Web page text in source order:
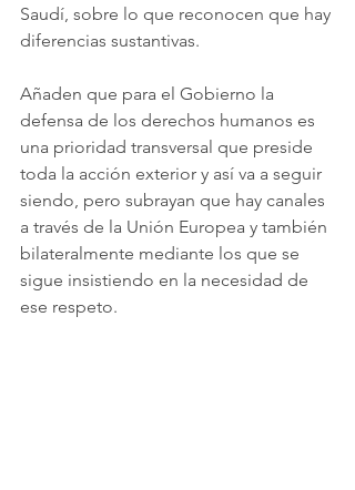
Saudí, sobre lo que reconocen que hay
diferencias sustantivas.
Añaden que para el Gobierno la
defensa de los derechos humanos es
una prioridad transversal que preside
toda la acción exterior y así va a seguir
siendo, pero subrayan que hay canales
a través de la Unión Europea y también
bilateralmente mediante los que se
sigue insistiendo en la necesidad de
ese respeto.